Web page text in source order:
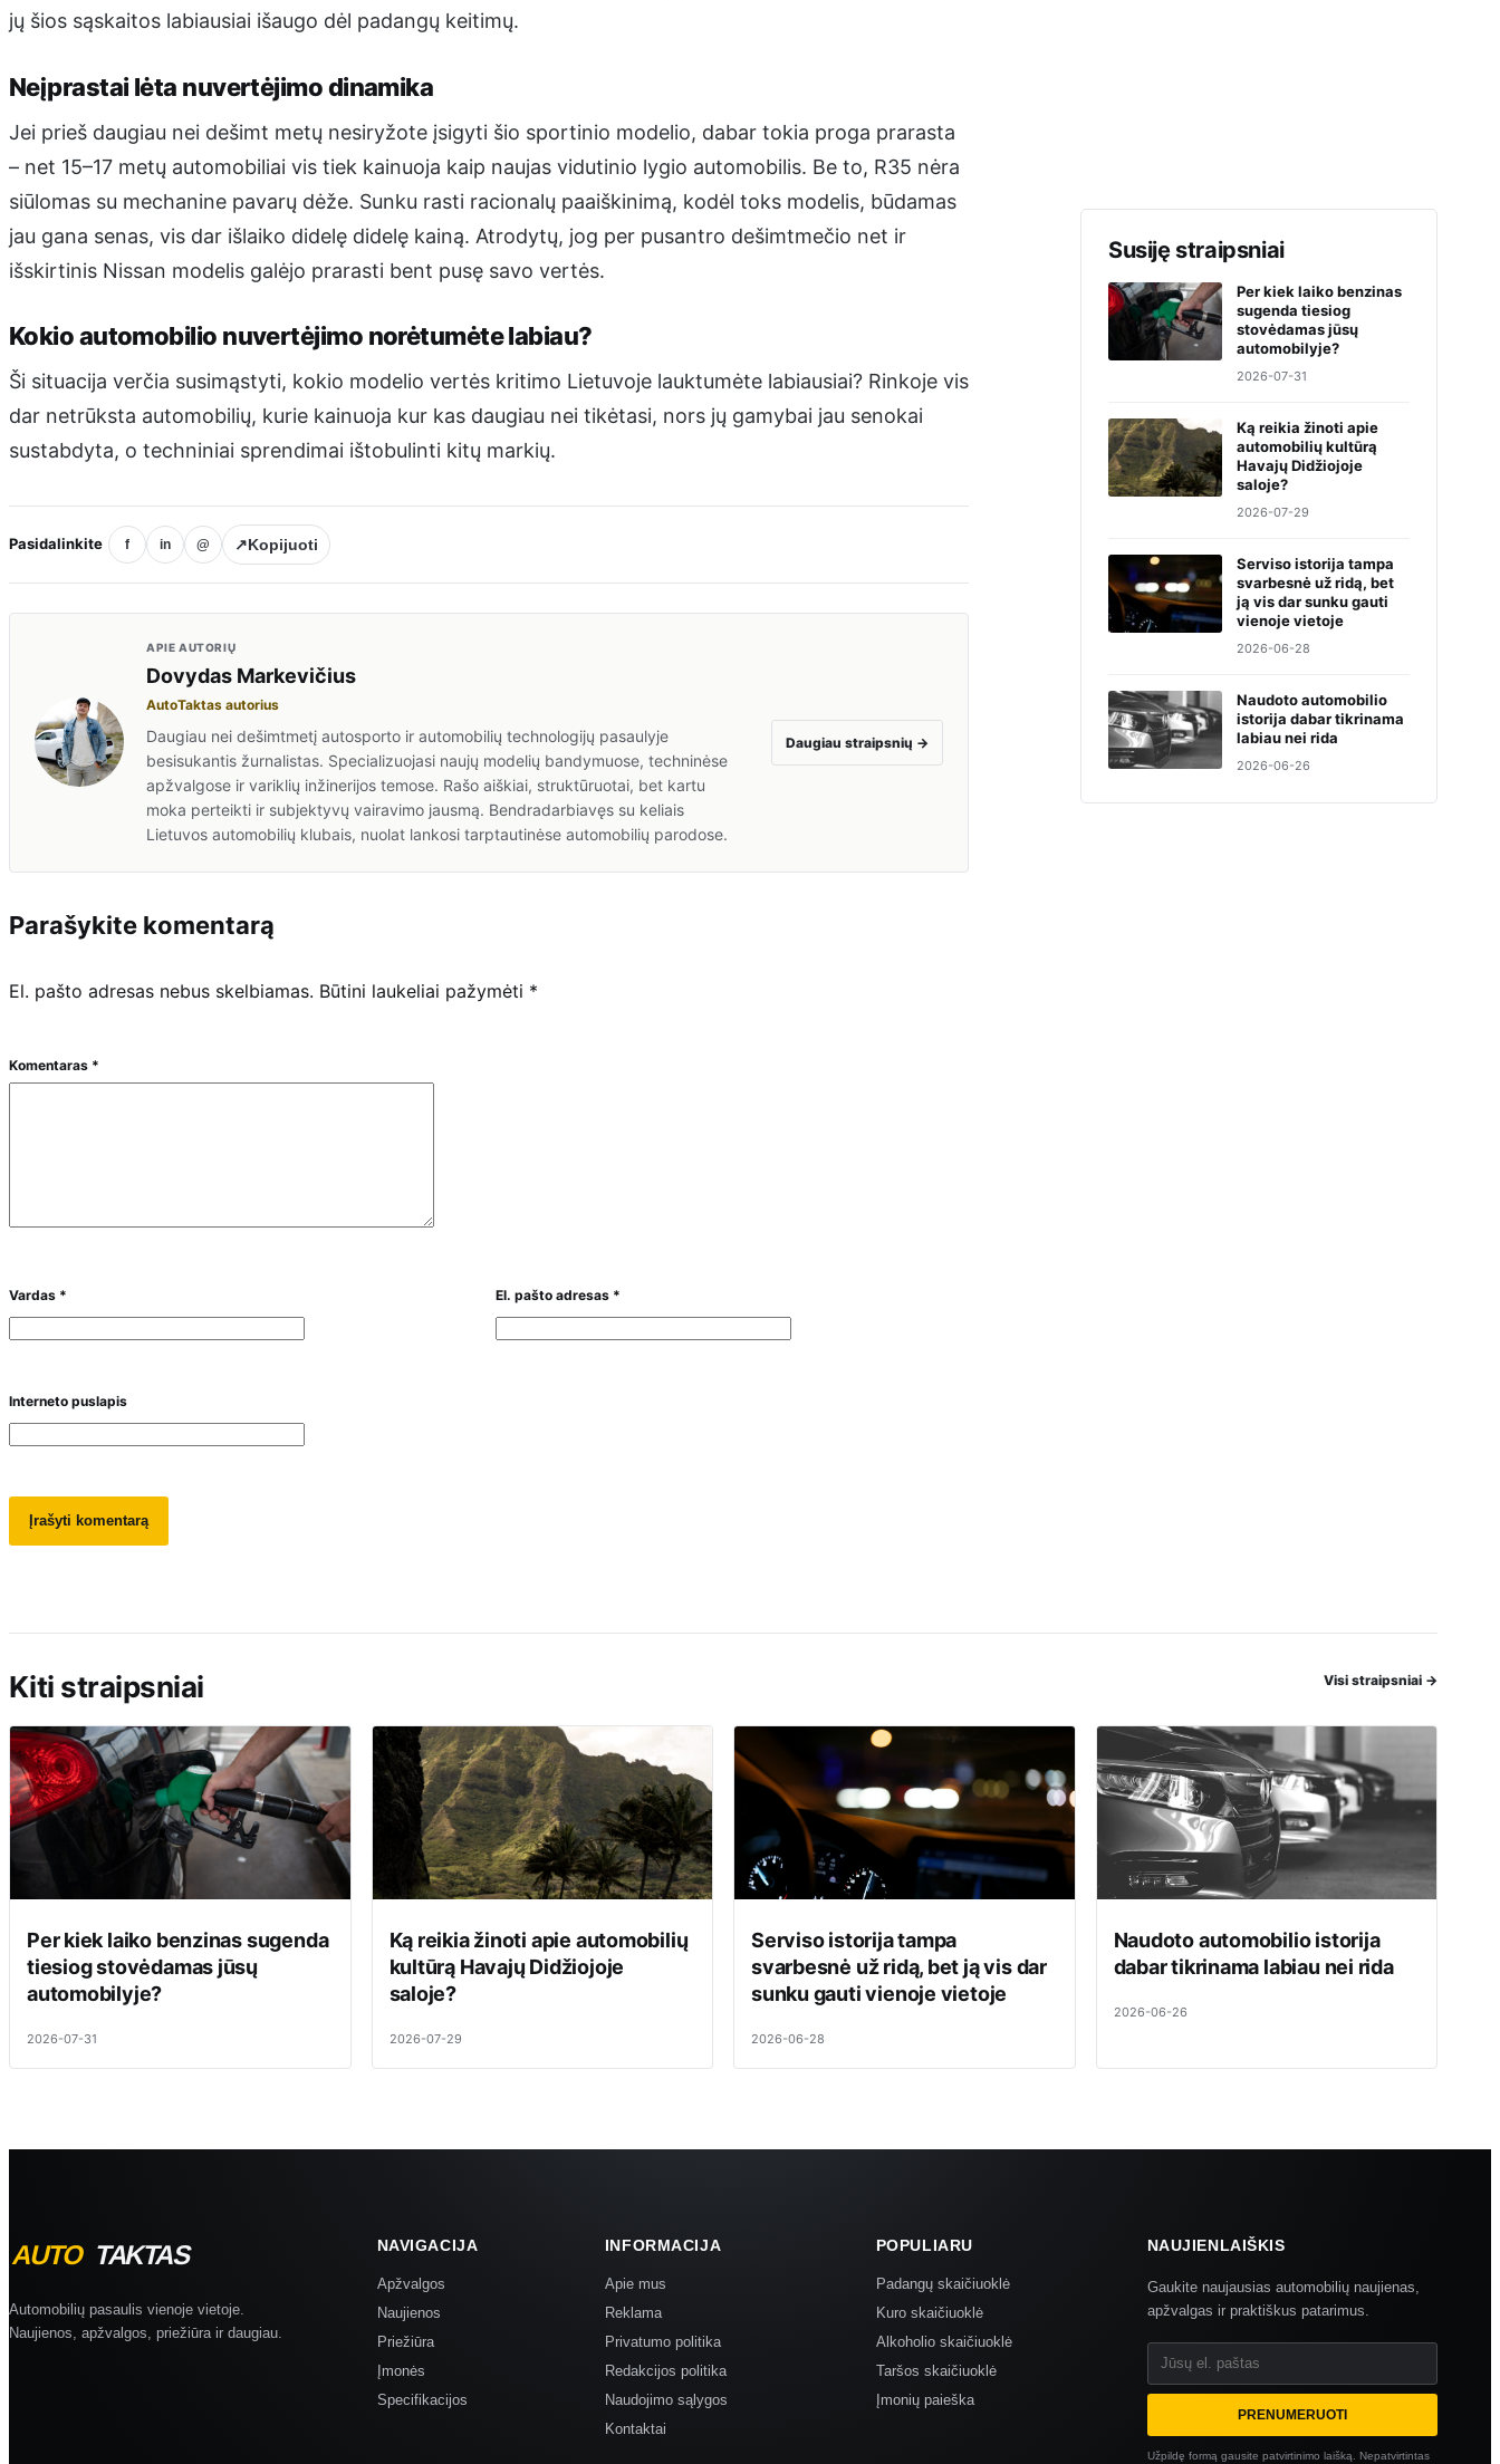
jų šios sąskaitos labiausiai išaugo dėl padangų keitimų.
Neįprastai lėta nuvertėjimo dinamika
Jei prieš daugiau nei dešimt metų nesiryžote įsigyti šio sportinio modelio, dabar tokia proga prarasta
– net 15–17 metų automobiliai vis tiek kainuoja kaip naujas vidutinio lygio automobilis. Be to, R35 nėra
siūlomas su mechanine pavarų dėže. Sunku rasti racionalų paaiškinimą, kodėl toks modelis, būdamas
jau gana senas, vis dar išlaiko didelę didelę kainą. Atrodytų, jog per pusantro dešimtmečio net ir
išskirtinis Nissan modelis galėjo prarasti bent pusę savo vertės.
Kokio automobilio nuvertėjimo norėtumėte labiau?
Ši situacija verčia susimąstyti, kokio modelio vertės kritimo Lietuvoje lauktumėte labiausiai? Rinkoje vis
dar netrūksta automobilių, kurie kainuoja kur kas daugiau nei tikėtasi, nors jų gamybai jau senokai
sustabdyta, o techniniai sprendimai ištobulinti kitų markių.
Pasidalinkite f in @ ↗Kopijuoti
APIE AUTORIŲ
Dovydas Markevičius
AutoTaktas autorius
Daugiau nei dešimtmetį autosporto ir automobilių technologijų pasaulyje
besisukantis žurnalistas. Specializuojasi naujų modelių bandymuose, techninėse
apžvalgose ir variklių inžinerijos temose. Rašo aiškiai, struktūruotai, bet kartu
moka perteikti ir subjektyvų vairavimo jausmą. Bendradarbiavęs su keliais
Lietuvos automobilių klubais, nuolat lankosi tarptautinėse automobilių parodose.
Daugiau straipsnių →
Parašykite komentarą
El. pašto adresas nebus skelbiamas. Būtini laukeliai pažymėti *
Komentaras *
Vardas * El. pašto adresas *
Interneto puslapis
Susiję straipsniai
Per kiek laiko benzinas
sugenda tiesiog
stovėdamas jūsų
automobilyje?
2026-07-31
Ką reikia žinoti apie
automobilių kultūrą
Havajų Didžiojoje
saloje?
2026-07-29
Serviso istorija tampa
svarbesnė už ridą, bet
ją vis dar sunku gauti
vienoje vietoje
2026-06-28
Naudoto automobilio
istorija dabar tikrinama
labiau nei rida
2026-06-26
Kiti straipsniai Visi straipsniai →
Per kiek laiko benzinas sugenda
tiesiog stovėdamas jūsų
automobilyje?
2026-07-31
Ką reikia žinoti apie automobilių
kultūrą Havajų Didžiojoje
saloje?
2026-07-29
Serviso istorija tampa
svarbesnė už ridą, bet ją vis dar
sunku gauti vienoje vietoje
2026-06-28
Naudoto automobilio istorija
dabar tikrinama labiau nei rida
2026-06-26
Automobilių pasaulis vienoje vietoje.
Naujienos, apžvalgos, priežiūra ir daugiau.
NAVIGACIJA
Apžvalgos
Naujienos
Priežiūra
Įmonės
Specifikacijos
INFORMACIJA
Apie mus
Reklama
Privatumo politika
Redakcijos politika
Naudojimo sąlygos
Kontaktai
POPULIARU
Padangų skaičiuoklė
Kuro skaičiuoklė
Alkoholio skaičiuoklė
Taršos skaičiuoklė
Įmonių paieška
NAUJIENLAIŠKIS
Gaukite naujausias automobilių naujienas,
apžvalgas ir praktiškus patarimus.
Jūsų el. paštas
PRENUMERUOTI
Užpildę formą gausite patvirtinimo laišką. Nepatvirtintas